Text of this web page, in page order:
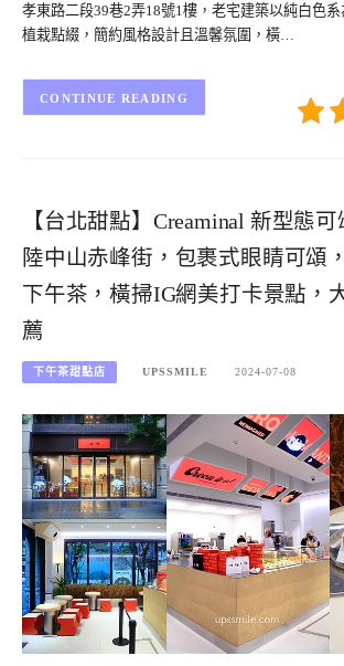
孝東路二段39巷2弄18號1樓，老宅建築以純白色
植栽點綴，簡約風格設計且溫馨氛圍，橫…
CONTINUE READING
【台北甜點】Creaminal 新型態
陸中山赤峰街，包裹式眼睛可頌
下午茶，橫掃IG網美打卡景點，
薦
下午茶甜點店 UPSSMILE 2024-07-08